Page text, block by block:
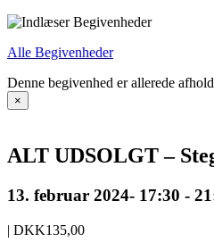
Alle Begivenheder
Denne begivenhed er allerede
×
ALT UDSOLGT –
13. februar 2024- 17:30 -
| DKK135,00